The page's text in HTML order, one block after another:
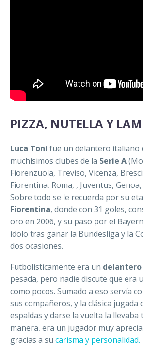
PIZZA, NUTELLA Y
Luca Toni fue un delantero italiano
muchísimos clubes de la Serie A(
Fiorenzuola, Treviso, Vicenza,
Fiorentina, Roma, , Juventus,
Sobre todo se le recuerda por su
Fiorentina, donde con 31 goles,
oro en 2006, y su paso por el
ídolo tras ganar la Bundesliga y la
dos ocasiones.
Futbolísticamente era un delantero
pesada, pero nadie discute que era
como pocos. Sumado a eso servía
sus compañeros, y la clásica jugada
espaldas y darse la vuelta la llevaba
manera, era un jugador muy
gracias a su carisma y personalidad.